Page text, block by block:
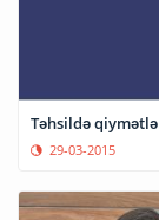
Təhsildə
29-03-2015